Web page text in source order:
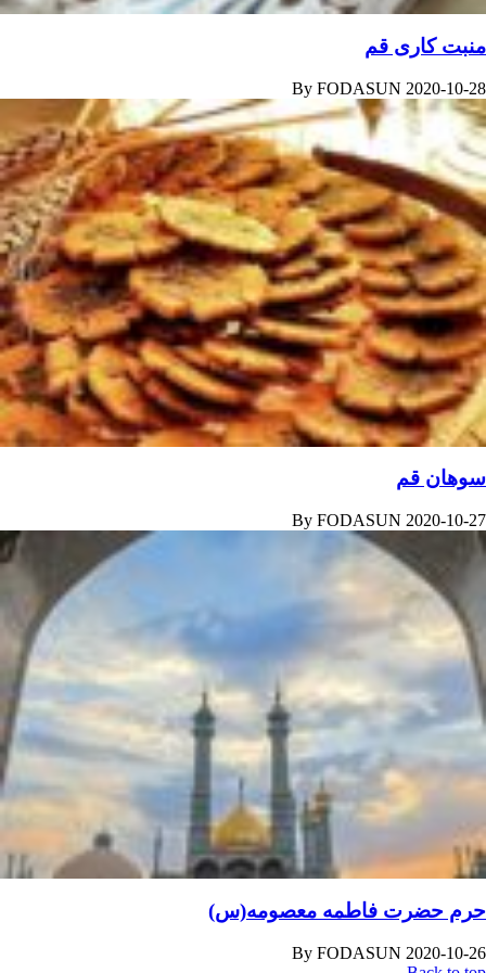
منبت کاری قم
By FODASUN 2020-10-28
سوهان قم
By FODASUN 2020-10-27
حرم حضرت فاطمه معصومه(س)
By FODASUN 2020-10-26